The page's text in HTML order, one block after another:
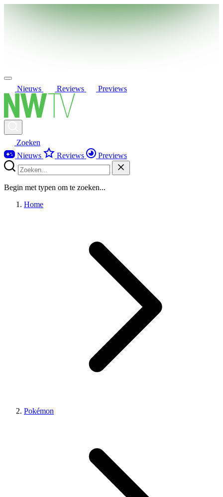
Nieuws Reviews Previews
Zoeken
Nieuws
Reviews Previews
Begin met typen om te zoeken...
Home
Pokémon